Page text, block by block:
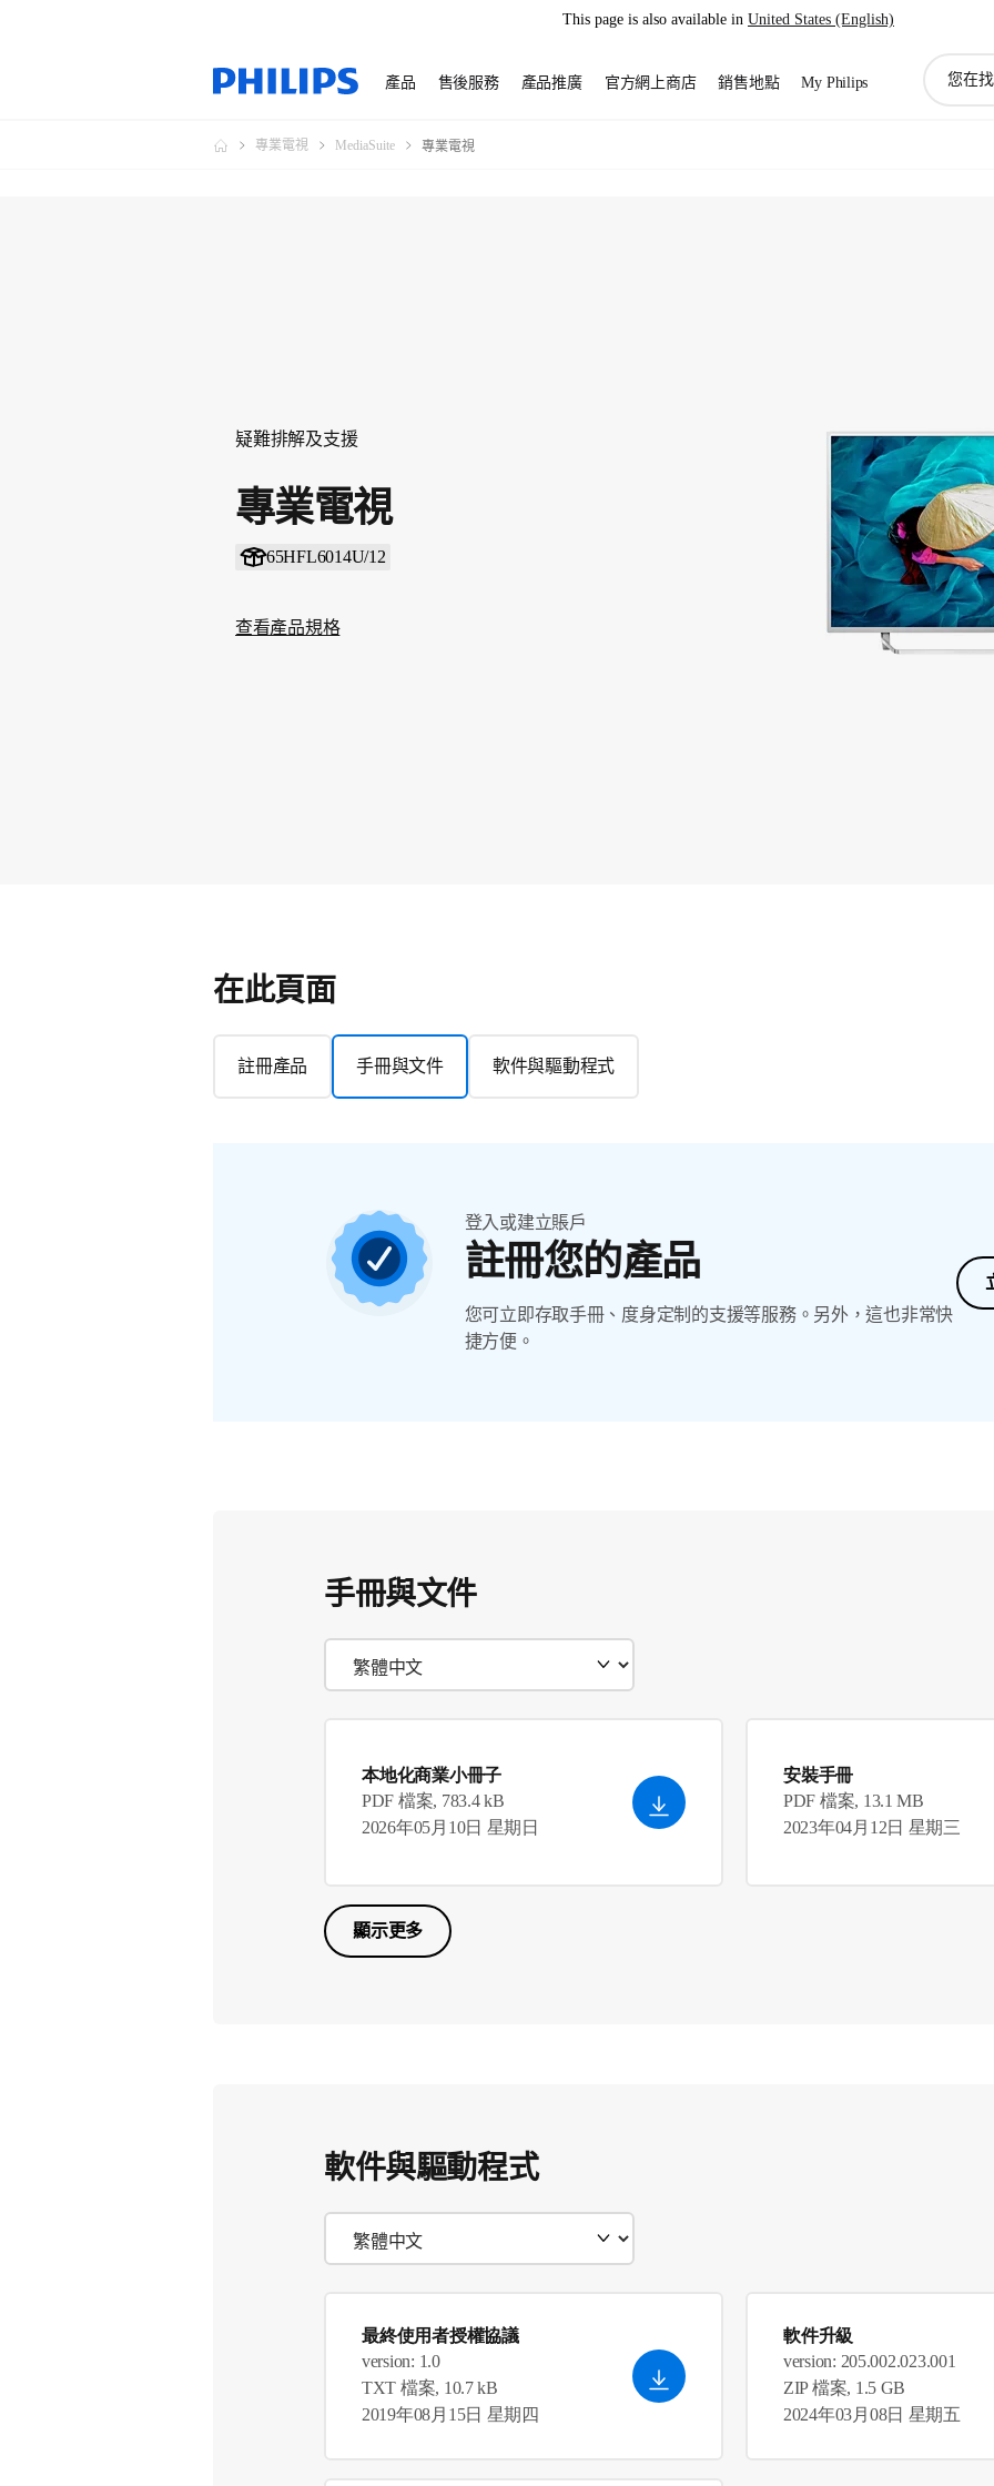
This page is also available in United States (English)
產品 售後服務 產品推廣 官方網上商店 銷售地點 My Philips
專業電視 MediaSuite 專業電視
疑難排解及支援
專業電視
65HFL6014U/12
查看產品規格
在此頁面
註冊產品 手冊與文件 軟件與驅動程式
登入或建立賬戶
註冊您的產品
您可立即存取手冊、度身定制的支援等服務。另外，這也非常快
捷方便。
手冊與文件
本地化商業小冊子
PDF 檔案, 783.4 kB
2026年05月10日 星期日
安裝手冊
PDF 檔案, 13.1 MB
2023年04月12日 星期三
顯示更多
軟件與驅動程式
最終使用者授權協議
version: 1.0
TXT 檔案, 10.7 kB
2019年08月15日 星期四
軟件升級
version: 205.002.023.001
ZIP 檔案, 1.5 GB
2024年03月08日 星期五